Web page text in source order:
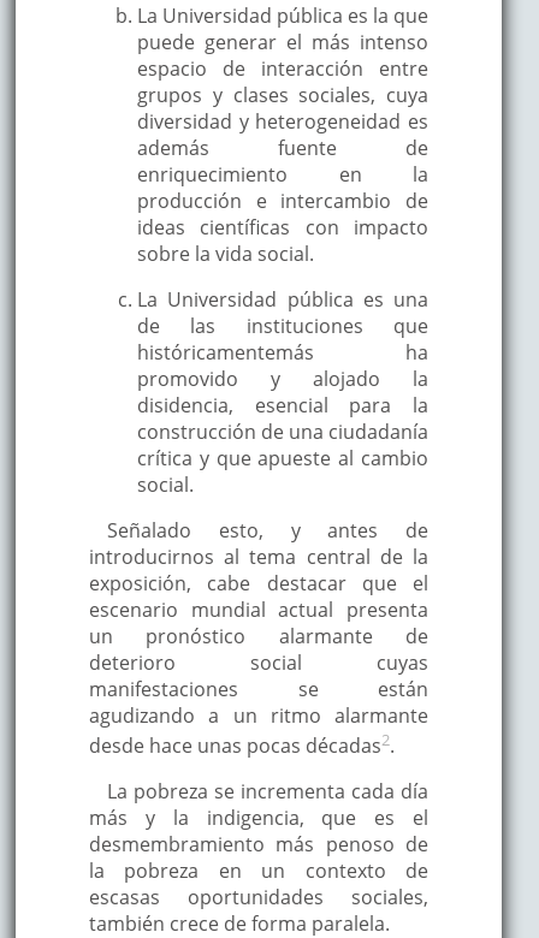
La Universidad pública es la que
puede generar el más intenso
espacio de interacción entre
grupos y clases sociales, cuya
diversidad y heterogeneidad es
además fuente de
enriquecimiento en la
producción e intercambio de
ideas científicas con impacto
sobre la vida social.
La Universidad pública es una
de las instituciones que
históricamentemás ha
promovido y alojado la
disidencia, esencial para la
construcción de una ciudadanía
crítica y que apueste al cambio
social.
Señalado esto, y antes de
introducirnos al tema central de la
exposición, cabe destacar que el
escenario mundial actual presenta
un pronóstico alarmante de
deterioro social cuyas
manifestaciones se están
agudizando a un ritmo alarmante
desde hace unas pocas décadas2.
La pobreza se incrementa cada día
más y la indigencia, que es el
desmembramiento más penoso de
la pobreza en un contexto de
escasas oportunidades sociales,
también crece de forma paralela.